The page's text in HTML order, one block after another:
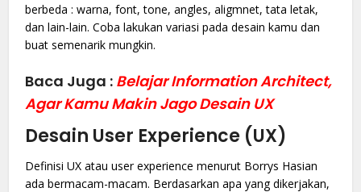
berbeda : warna, font, tone, angles, aligmnet, tata letak,
dan lain-lain. Coba lakukan variasi pada desain kamu dan
buat semenarik mungkin.
Baca Juga : Belajar Information Architect,
Agar Kamu Makin Jago Desain UX
Desain User Experience (UX)
Definisi UX atau user experience menurut Borrys Hasian
ada bermacam-macam. Berdasarkan apa yang dikerjakan,